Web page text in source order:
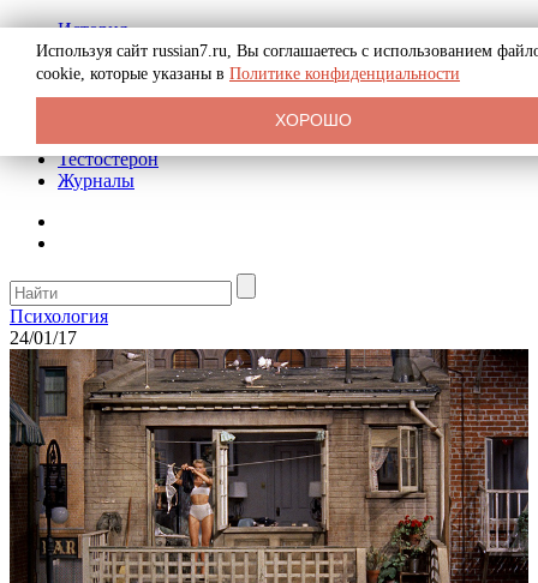
История
Биография
Криминал
Реклама на сайте
Тестостерон
Журналы
Психология
24/01/17
Используя сайт russian7.ru, Вы соглашаетесь с использованием
cookie, которые указаны в Политике конфиденциальности
ХОРОШО